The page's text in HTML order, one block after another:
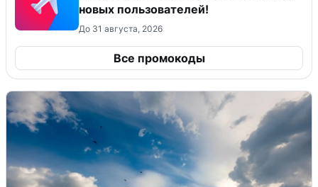
новых пользователей!
До 31 августа, 2026
Все промокоды